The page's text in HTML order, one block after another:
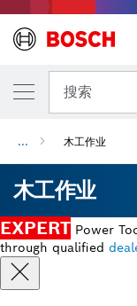
搜索
... 木工作业
木工作业
EXPERT Power
through qualified